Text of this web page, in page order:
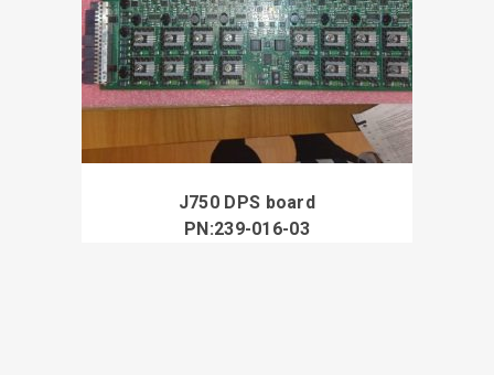
J750 DPS board
PN:239-016-03